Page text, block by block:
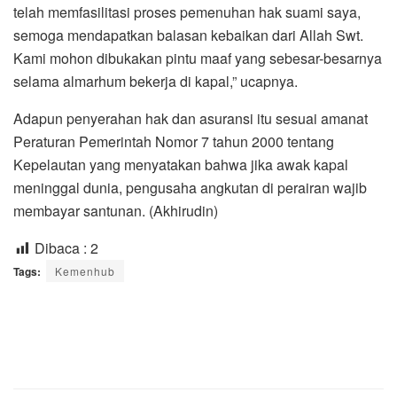
telah memfasilitasi proses pemenuhan hak suami saya,
semoga mendapatkan balasan kebaikan dari Allah Swt.
Kami mohon dibukakan pintu maaf yang sebesar-besarnya
selama almarhum bekerja di kapal,” ucapnya.
Adapun penyerahan hak dan asuransi itu sesuai amanat
Peraturan Pemerintah Nomor 7 tahun 2000 tentang
Kepelautan yang menyatakan bahwa jika awak kapal
meninggal dunia, pengusaha angkutan di perairan wajib
membayar santunan. (Akhirudin)
Dibaca : 2
Tags: Kemenhub